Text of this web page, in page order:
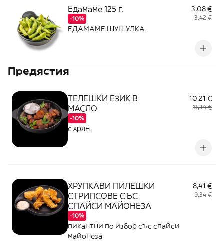
Едамаме 125 г.
-10%
3,08 €
3,42 €
ЕДАМАМЕ ШУШУЛКА
Предястия
ТЕЛЕШКИ ЕЗИК В
МАСЛО
-10%
10,21 €
11,34 €
с хрян
ХРУПКАВИ ПИЛЕШКИ
СТРИПСОВЕ СЪС
СПАЙСИ МАЙОНЕЗА
-10%
8,41 €
9,34 €
пикантни по избор със спайси
майонеза